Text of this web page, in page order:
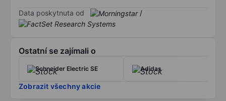
Data poskytnuta od /
Ostatní se zajímali o
Schneider Electric SE Adidas
Zobrazit všechny akcie